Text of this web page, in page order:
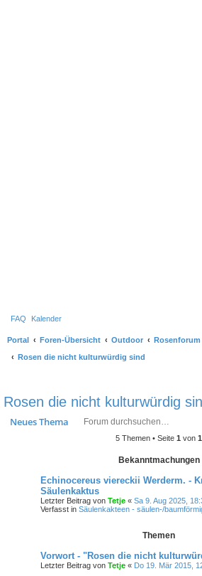
FAQ Kalender
Portal Foren-Übersicht Outdoor Rosenforum
Rosen die nicht kulturwürdig sind
Rosen die nicht kulturwürdig
Neues Thema
5 Themen • Seite 1 von 1
Bekanntmachungen
Echinocereus viereckii Werderm. -
Säulenkaktus
Letzter Beitrag von Tetje « Sa 9. Aug 2025,
Verfasst in Säulenkakteen - säulen-/
Themen
Vorwort - "Rosen die nicht
Letzter Beitrag von Tetje « Do 19. Mär 2015,